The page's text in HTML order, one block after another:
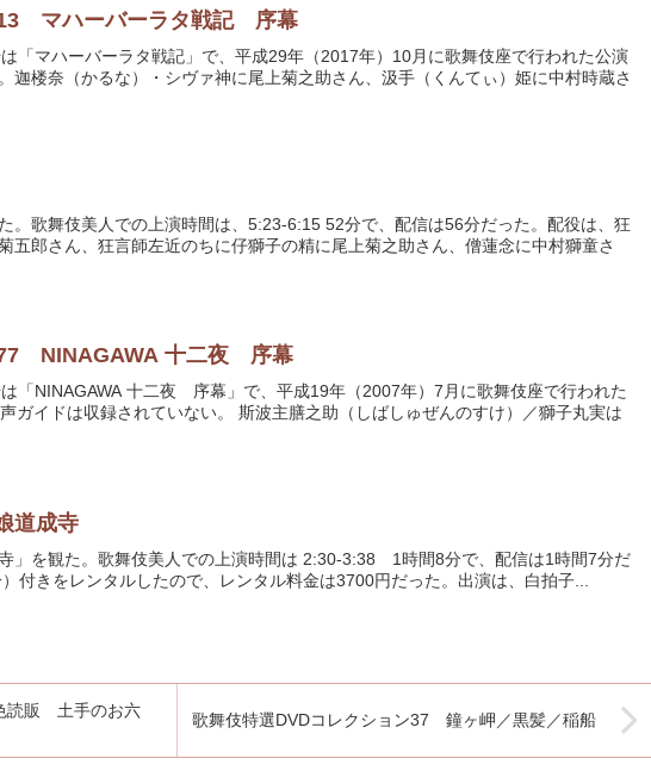
13 マハーバーラタ戦記 序幕
「マハーバーラタ戦記」で、平成29年（2017年）10月に歌舞伎座で行われた公演
迦楼奈（かるな）・シヴァ神に尾上菊之助さん、汲手（くんてぃ）姫に中村時蔵さ
。歌舞伎美人での上演時間は、5:23-6:15 52分で、配信は56分だった。配役は、狂
五郎さん、狂言師左近のちに仔獅子の精に尾上菊之助さん、僧蓮念に中村獅童さ
77 NINAGAWA 十二夜 序幕
は「NINAGAWA 十二夜 序幕」で、平成19年（2007年）7月に歌舞伎座で行われた
ガイドは収録されていない。 斯波主膳之助（しばしゅぜんのすけ）／獅子丸実は
道成寺
」を観た。歌舞伎美人での上演時間は 2:30-3:38 1時間8分で、配信は1時間7分だ
付きをレンタルしたので、レンタル料金は3700円だった。出演は、白拍子...
読販 土手のお六
歌舞伎特選DVDコレクション37 鐘ヶ岬／黒髪／稲船